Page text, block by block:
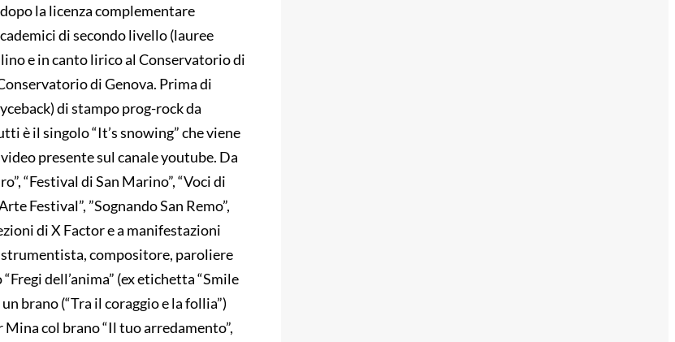
la licenza complementare
di secondo livello (lauree
e in canto lirico al Conservatorio di
di Genova. Prima di
di stampo prog-rock da
è il singolo “It’s snowing” che viene
presente sul canale youtube. Da
“Festival di San Marino”, “Voci di
Festival”, ”Sognando San Remo”,
di X Factor e a manifestazioni
compositore, paroliere
dell’anima” (ex etichetta “Smile
brano (“Tra il coraggio e la follia”)
col brano “Il tuo arredamento”,